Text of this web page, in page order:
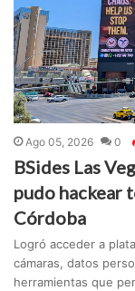
Ago 05, 2026 0
BSides Las
pudo hackear
Córdoba
Logró acceder a
cámaras, datos
herramientas que